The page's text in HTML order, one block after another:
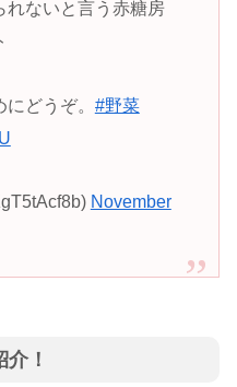
れないと言う赤糖房
どうぞ。 #野菜
November
！